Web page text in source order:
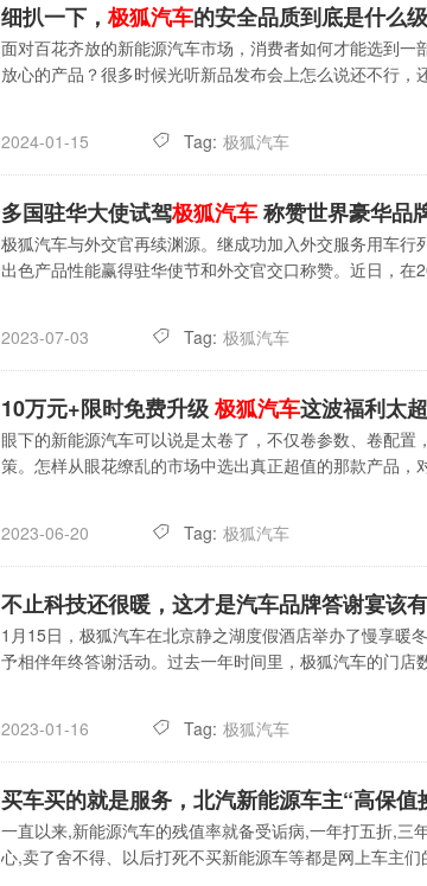
细扒一下，极狐汽车的安全品质到底是什么
面对百花齐放的新能源汽车市场，消费者如何才能选到一
放心的产品？很多时候光听新品发布会上怎么说还不行，
2024-01-15 Tag: 极狐汽车
多国驻华大使试驾极狐汽车称赞世界豪华品
极狐汽车与外交官再续渊源。继成功加入外交服务用车行
出色产品性能赢得驻华使节和外交官交口称赞。近日，在
2023-07-03 Tag: 极狐汽车
10万元+限时免费升级极狐汽车这波福利太
眼下的新能源汽车可以说是太卷了，不仅卷参数、卷配置
策。怎样从眼花缭乱的市场中选出真正超值的那款产品，
2023-06-20 Tag: 极狐汽车
不止科技还很暖，这才是汽车品牌答谢宴该
1月15日，极狐汽车在北京静之湖度假酒店举办了慢享暖
予相伴年终答谢活动。过去一年时间里，极狐汽车的门店
2023-01-16 Tag: 极狐汽车
买车买的就是服务，北汽新能源车主“高保值
一直以来,新能源汽车的残值率就备受诟病,一年打五折,三
心,卖了舍不得、以后打死不买新能源车等都是网上车主们